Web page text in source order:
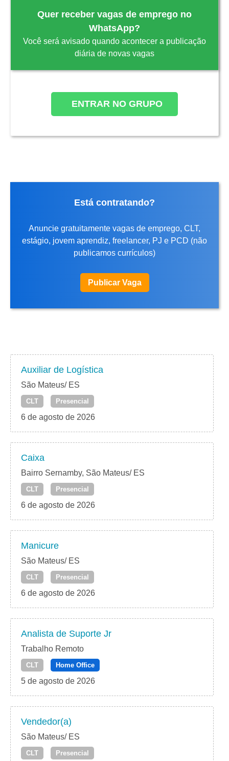
Quer receber vagas de emprego no
WhatsApp?
Você será avisado quando acontecer a publicação
diária de novas vagas
ENTRAR NO GRUPO
Está contratando?
Anuncie gratuitamente vagas de emprego, CLT,
estágio, jovem aprendiz, freelancer, PJ e PCD (não
publicamos currículos)
Publicar Vaga
Auxiliar de Logística
São Mateus/ ES
CLT Presencial
6 de agosto de 2026
Caixa
Bairro Sernamby, São Mateus/ ES
CLT Presencial
6 de agosto de 2026
Manicure
São Mateus/ ES
CLT Presencial
6 de agosto de 2026
Analista de Suporte Jr
Trabalho Remoto
CLT Home Office
5 de agosto de 2026
Vendedor(a)
São Mateus/ ES
CLT Presencial